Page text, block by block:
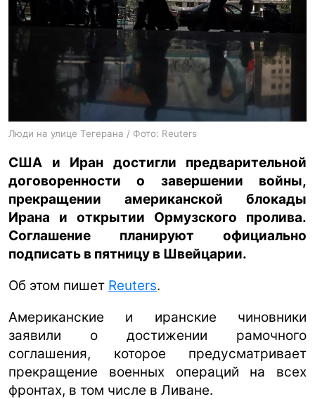
ua en
Люди на улице Тегерана / Фото: Reuters
США и Иран достигли предварительной
договоренности о завершении войны,
прекращении американской блокады
Ирана и открытии Ормузского пролива.
Соглашение планируют официально
подписать в пятницу в Швейцарии.
Об этом пишет Reuters.
Американские и иранские чиновники
заявили о достижении рамочного
соглашения, которое предусматривает
прекращение военных операций на всех
фронтах, в том числе в Ливане.